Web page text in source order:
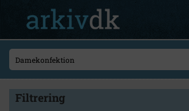
Filtrering